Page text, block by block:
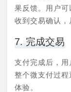
果反馈。用户
收到交易确认，
7. 完成交易
支付完成后，用
整个微支付过
体验。